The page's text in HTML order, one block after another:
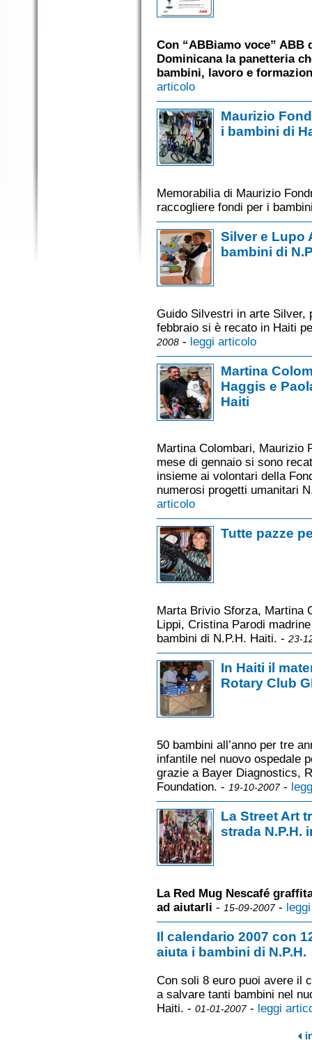
Con “ABBiamo voce” ABB
Dominicana la panetteria
bambini, lavoro e
articolo
Maurizio
i bambini di
Memorabilia di Maurizio
raccogliere fondi per i
Silver e Lupo
bambini di
Guido Silvestri in arte Silver,
febbraio si è recato in Haiti
2008 - leggi articolo
Martina
Haggis e
Haiti
Martina Colombari, Maurizio
mese di gennaio si sono
insieme ai volontari della
numerosi progetti umanitari
articolo
Tutte pazze
Marta Brivio Sforza, Martina
Lippi, Cristina Parodi
bambini di N.P.H. Haiti. - 23-
In Haiti il
Rotary Club
50 bambini all’anno per tre
infantile nel nuovo ospedale
grazie a Bayer Diagnostics,
Foundation. - 19-10-2007-
La Street Art
strada N.P.H.
La Red Mug Nescafé
ad aiutarli - 15-09-2007-
Il calendario 2007 con
aiuta i bambini di N.P.H.
Con soli 8 euro puoi avere il
a salvare tanti bambini nel
Haiti. - 01-01-2007- leggi